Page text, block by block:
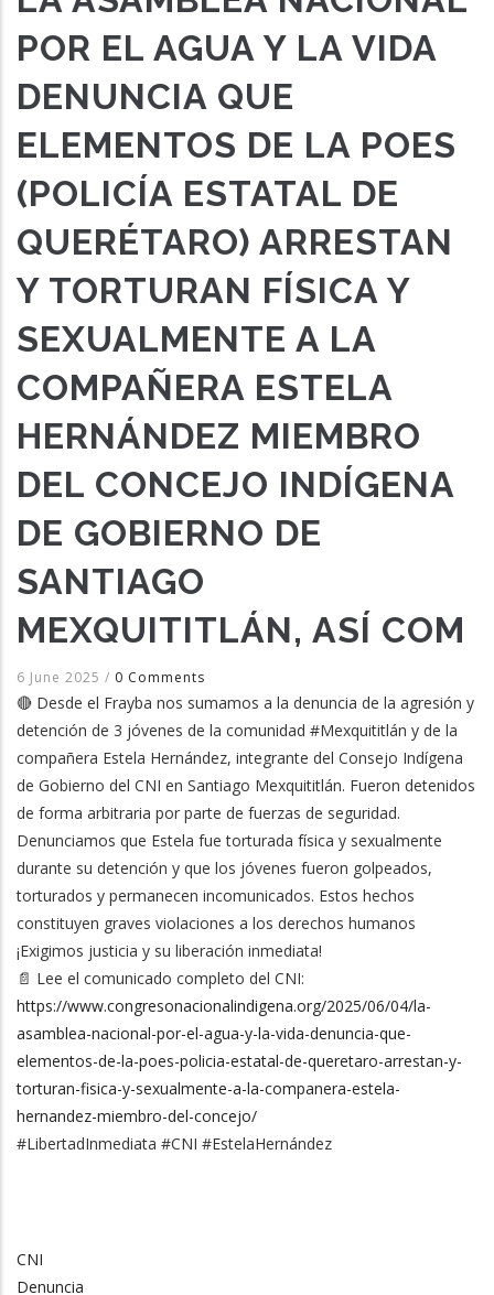
POR EL AGUA Y LA VIDA
DENUNCIA QUE
ELEMENTOS DE LA POES
(POLICÍA ESTATAL DE
QUERÉTARO) ARRESTAN
Y TORTURAN FÍSICA Y
SEXUALMENTE A LA
COMPAÑERA ESTELA
HERNÁNDEZ MIEMBRO
DEL CONCEJO INDÍGENA
DE GOBIERNO DE
SANTIAGO
MEXQUITITLÁN, ASÍ COM
6 June 2025 / 0 Comments
🔴 Desde el Frayba nos sumamos a la denuncia de la agresión y
detención de 3 jóvenes de la comunidad #Mexquititlán y de la
compañera Estela Hernández, integrante del Consejo Indígena
de Gobierno del CNI en Santiago Mexquititlán. Fueron detenidos
de forma arbitraria por parte de fuerzas de seguridad.
Denunciamos que Estela fue torturada física y sexualmente
durante su detención y que los jóvenes fueron golpeados,
torturados y permanecen incomunicados. Estos hechos
constituyen graves violaciones a los derechos humanos
¡Exigimos justicia y su liberación inmediata!
📄 Lee el comunicado completo del CNI:
https://www.congresonacionalindigena.org/2025/06/04/la-
asamblea-nacional-por-el-agua-y-la-vida-denuncia-que-
elementos-de-la-poes-policia-estatal-de-queretaro-arrestan-y-
torturan-fisica-y-sexualmente-a-la-companera-estela-
hernandez-miembro-del-concejo/
#LibertadInmediata #CNI #EstelaHernández
CNI
Denuncia